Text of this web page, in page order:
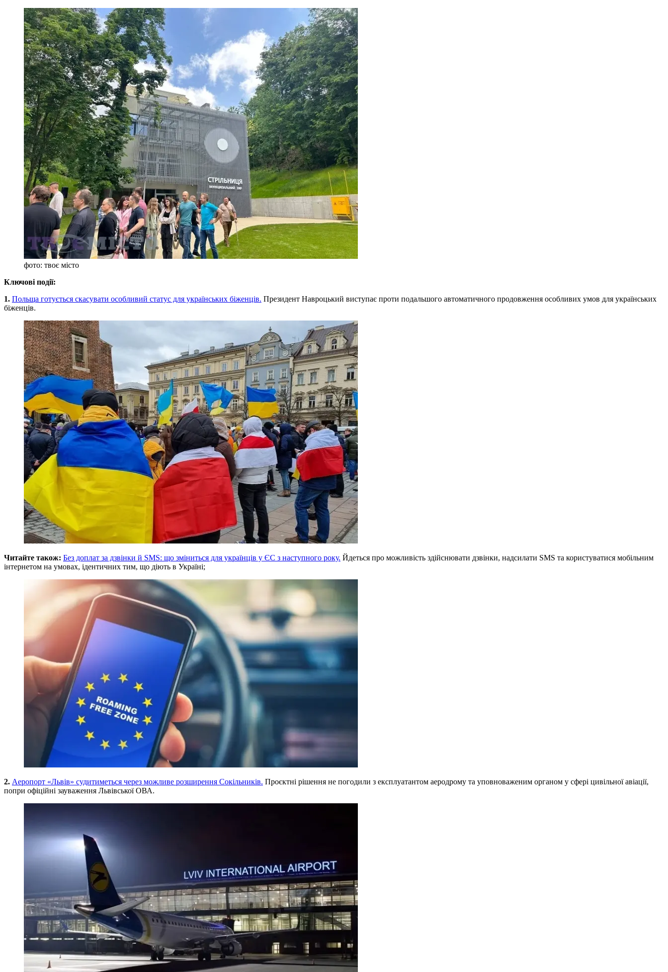
фото: твоє місто
Ключові події:
1. Польща готується скасувати особливий статус для українських біженців. Президент Навроцький виступає проти подальшого автоматичного продовження особливих умов для українських
біженців.
Читайте також: Без доплат за дзвінки й SMS: що зміниться для українців у ЄС з наступного року. Йдеться про можливість здійснювати дзвінки, надсилати SMS та користуватися мобільним
інтернетом на умовах, ідентичних тим, що діють в Україні;
2. Аеропорт «Львів» судитиметься через можливе розширення Сокільників. Проєктні рішення не погодили з експлуатантом аеродрому та уповноваженим органом у сфері цивільної авіації,
попри офіційні зауваження Львівської ОВА.